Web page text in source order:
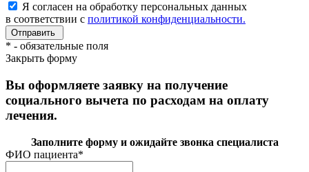
Я согласен на обработку персональных данных
в соответствии с политикой конфиденциальности.
* - обязательные поля
Закрыть форму
Вы оформляете заявку на получение
социального вычета по расходам на оплату
лечения.
Заполните форму и ожидайте звонка специалиста
ФИО пациента*